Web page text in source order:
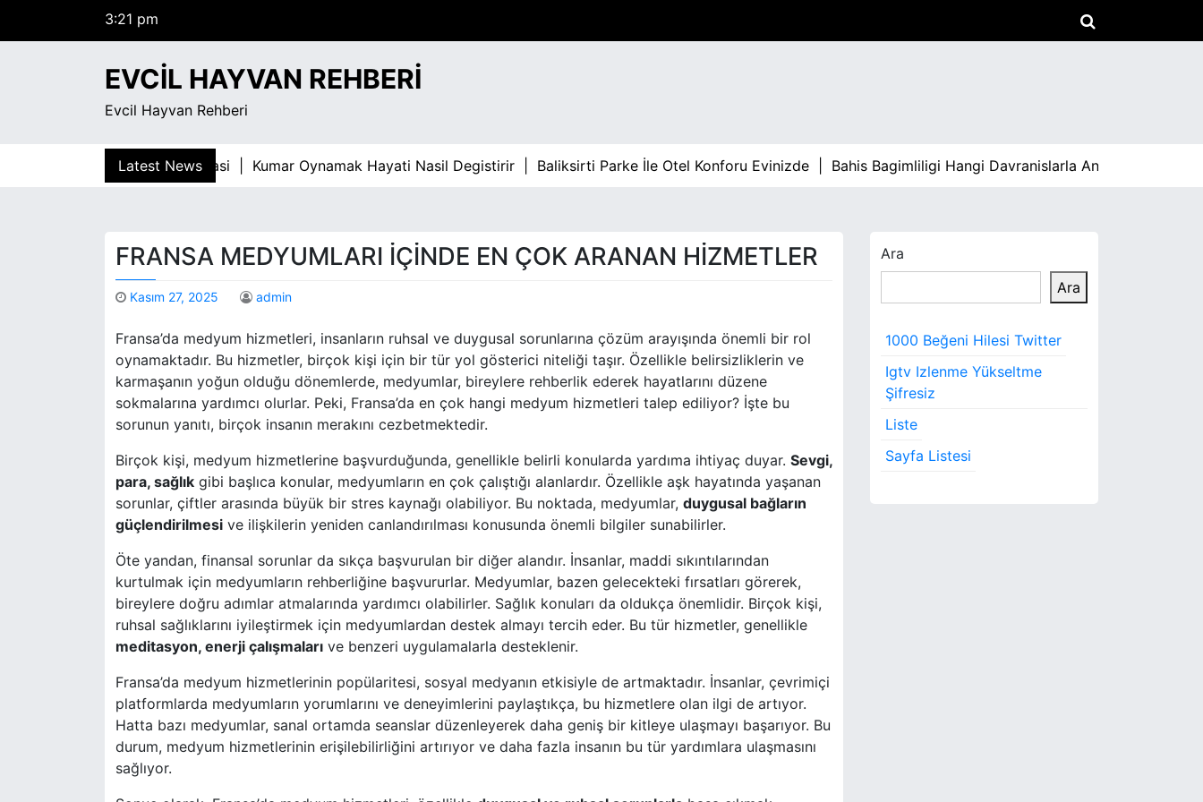
Cumartesi
3:21 pm
EVCIL HAYVAN REHBERI
Evcil Hayvan Rehberi
Latest News
Sosyal Cevreyi Daraltmasi | Kumar Oynamak Hayati Nasil Degistirir | Baliksirti Parke İle Otel Konforu Evinizde | Bahis Bagimliligi Hangi Davranislarla Anlasilir |
FRANSA MEDYUMLARI İÇINDE EN ÇOK ARANAN HIZMETLER
Kasım 27, 2025 admin
Fransa’da medyum hizmetleri, insanların ruhsal ve duygusal sorunlarına çözüm arayışında önemli bir rol
oynamaktadır. Bu hizmetler, birçok kişi için bir tür yol gösterici niteliği taşır. Özellikle belirsizliklerin ve
karmaşanın yoğun olduğu dönemlerde, medyumlar, bireylere rehberlik ederek hayatlarını düzene
sokmalarına yardımcı olurlar. Peki, Fransa’da en çok hangi medyum hizmetleri talep ediliyor? İşte bu
sorunun yanıtı, birçok insanın merakını cezbetmektedir.
Birçok kişi, medyum hizmetlerine başvurduğunda, genellikle belirli konularda yardıma ihtiyaç duyar. Sevgi,
para, sağlık gibi başlıca konular, medyumların en çok çalıştığı alanlardır. Özellikle aşk hayatında yaşanan
sorunlar, çiftler arasında büyük bir stres kaynağı olabiliyor. Bu noktada, medyumlar, duygusal bağların
güçlendirilmesi ve ilişkilerin yeniden canlandırılması konusunda önemli bilgiler sunabilirler.
Öte yandan, finansal sorunlar da sıkça başvurulan bir diğer alandır. İnsanlar, maddi sıkıntılarından
kurtulmak için medyumların rehberliğine başvururlar. Medyumlar, bazen gelecekteki fırsatları görerek,
bireylere doğru adımlar atmalarında yardımcı olabilirler. Sağlık konuları da oldukça önemlidir. Birçok kişi,
ruhsal sağlıklarını iyileştirmek için medyumlardan destek almayı tercih eder. Bu tür hizmetler, genellikle
meditasyon, enerji çalışmaları ve benzeri uygulamalarla desteklenir.
Fransa’da medyum hizmetlerinin popülaritesi, sosyal medyanın etkisiyle de artmaktadır. İnsanlar, çevrimiçi
platformlarda medyumların yorumlarını ve deneyimlerini paylaştıkça, bu hizmetlere olan ilgi de artıyor.
Hatta bazı medyumlar, sanal ortamda seanslar düzenleyerek daha geniş bir kitleye ulaşmayı başarıyor. Bu
durum, medyum hizmetlerinin erişilebilirliğini artırıyor ve daha fazla insanın bu tür yardımlara ulaşmasını
sağlıyor.
Ara
Ara
1000 Beğeni Hilesi Twitter
Igtv Izlenme Yükseltme
Şifresiz
Liste
Sayfa Listesi